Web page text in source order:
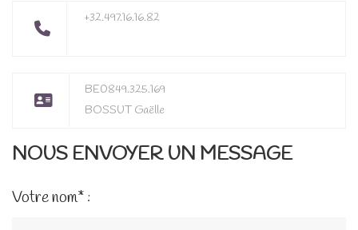
+32.497.16.16.82
BE0849.325.169
BOSSUT Gaëlle
NOUS ENVOYER UN MESSAGE
Votre nom* :